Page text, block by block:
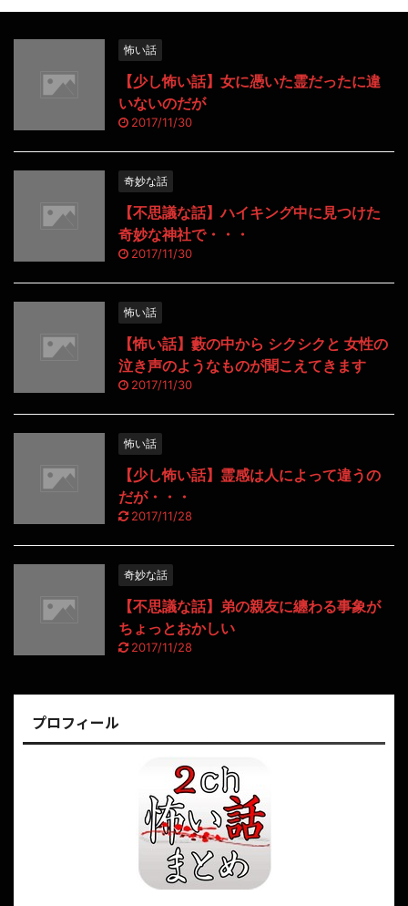
怖い話
【少し怖い話】女に憑いた霊だったに違
いないのだが
2017/11/30
奇妙な話
【不思議な話】ハイキング中に見つけた
奇妙な神社で・・・
2017/11/30
怖い話
【怖い話】藪の中から シクシクと 女性の
泣き声のようなものが聞こえてきます
2017/11/30
怖い話
【少し怖い話】霊感は人によって違うの
だが・・・
2017/11/28
奇妙な話
【不思議な話】弟の親友に纏わる事象が
ちょっとおかしい
2017/11/28
プロフィール